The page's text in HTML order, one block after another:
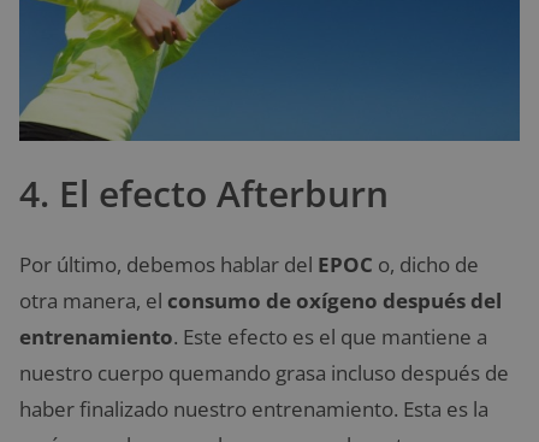
4. El efecto Afterburn
Por último, debemos hablar del EPOC o, dicho de
otra manera, el consumo de oxígeno después del
entrenamiento. Este efecto es el que mantiene a
nuestro cuerpo quemando grasa incluso después de
haber finalizado nuestro entrenamiento. Esta es la